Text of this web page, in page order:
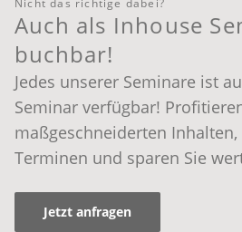
Nicht das richtige dabei?
Auch als Inhouse
buchbar!
Jedes unserer Seminare ist
Seminar verfügbar!
maßgeschneiderten
Terminen und sparen Sie
Jetzt anfragen